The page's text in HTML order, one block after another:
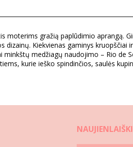
moterims gražią paplūdimio aprangą.
Kiekvienas gaminys kruopščiai
medžiagų naudojimo – Rio de
kurie ieško spindinčios, saulės